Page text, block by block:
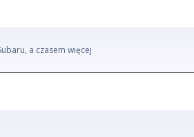
a czasem więcej